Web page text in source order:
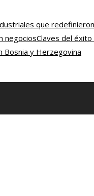
que
negociosClaves del
Bosnia y Herzegovina